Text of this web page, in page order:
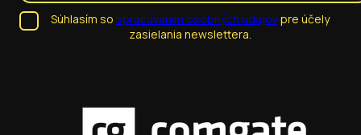
Súhlasím so spracúvaním osobných údajovpre účely
zasielania newslettera.